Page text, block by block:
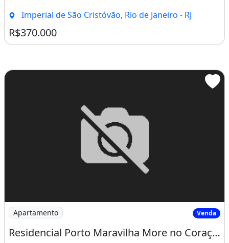
Imóvel novo
Imperial de São Cristóvão, Rio de Janeiro - RJ
R$370.000
Imagem: Residencial Porto Maravilha More no Coração
Apartamento Venda
Residencial Porto Maravilha More no Coração da Cidade